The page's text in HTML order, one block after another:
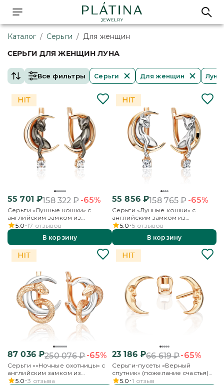
Каталог / Серьги / Для женщин
СЕРЬГИ ДЛЯ ЖЕНЩИН ЛУНА
Все фильтры Серьги Для женщин Луна
55 701 ₽158 322₽-65%
Серьги «Лунные кошки» с
английским замком из
красного золота с фианитом
5.0 17 отзывов
В корзину
55 856₽158 765₽-65%
Серьги «Лунные кошки» с
английским замком из
комбинированного золота с
фианитом
5.0 5 отзывов
В корзину
87 036₽250 076₽-65%
Серьги ««Ночные охотницы» с
английским замком из
комбинированного золота
5.0 3 отзыва
23 186₽66 619₽-65%
Серьги-пусеты «Верный
спутник» (пожелание счастья)
из красного золота
5.0 1 отзыв